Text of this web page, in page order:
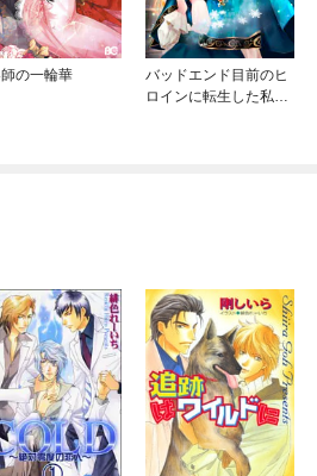
の一輪華
バッドエンド目前のヒ
ロインに転生した私、